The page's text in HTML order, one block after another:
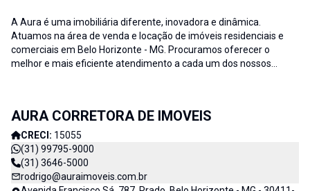
A Aura é uma imobiliária diferente, inovadora e dinâmica.
Atuamos na área de venda e locação de imóveis residenciais e
comerciais em Belo Horizonte - MG. Procuramos oferecer o
melhor e mais eficiente atendimento a cada um dos nossos
Imóveis e consequentemente de nossos clientes. AURA
AURA CORRETORA DE IMOVEIS
CRECI: 15055
(31) 99795-9000
(31) 3646-5000
rodrigo@auraimoveis.com.br